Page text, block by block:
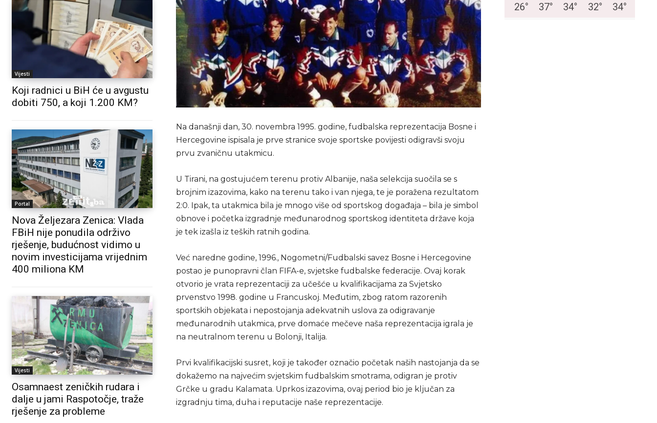
Vijesti
Koji radnici u BiH će u avgustu
dobiti 750, a koji 1.200 KM?
Portal
Nova Željezara Zenica: Vlada
FBiH nije ponudila održivo
rješenje, budućnost vidimo u
novim investicijama vrijednim
400 miliona KM
Vijesti
Osamnaest zeničkih rudara i
dalje u jami Raspotočje, traže
rješenje za probleme
Na današnji dan, 30. novembra 1995. godine, fudbalska reprezentacija Bosne i
Hercegovine ispisala je prve stranice svoje sportske povijesti odigravši svoju
prvu zvaničnu utakmicu.
U Tirani, na gostujućem terenu protiv Albanije, naša selekcija suočila se s
brojnim izazovima, kako na terenu tako i van njega, te je poražena rezultatom
2:0. Ipak, ta utakmica bila je mnogo više od sportskog događaja – bila je simbol
obnove i početka izgradnje međunarodnog sportskog identiteta države koja
je tek izašla iz teških ratnih godina.
Već naredne godine, 1996., Nogometni/Fudbalski savez Bosne i Hercegovine
postao je punopravni član FIFA-e, svjetske fudbalske federacije. Ovaj korak
otvorio je vrata reprezentaciji za učešće u kvalifikacijama za Svjetsko
prvenstvo 1998. godine u Francuskoj. Međutim, zbog ratom razorenih
sportskih objekata i nepostojanja adekvatnih uslova za odigravanje
međunarodnih utakmica, prve domaće mečeve naša reprezentacija igrala je
na neutralnom terenu u Bolonji, Italija.
Prvi kvalifikacijski susret, koji je također označio početak naših nastojanja da se
dokažemo na najvećim svjetskim fudbalskim smotrama, odigran je protiv
Grčke u gradu Kalamata. Uprkos izazovima, ovaj period bio je ključan za
izgradnju tima, duha i reputacije naše reprezentacije.
26° 37° 34° 32° 34°